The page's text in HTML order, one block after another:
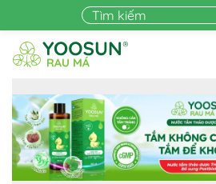
Skip to main content